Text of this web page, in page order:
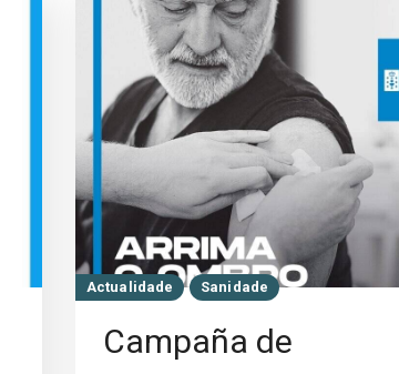
Actualidade Sanidade
Campaña de